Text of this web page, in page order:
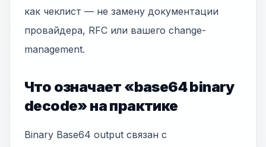
как чеклист — не замену документации
провайдера, RFC или вашего change-
management.
Что означает «base64 binary
decode» на практике
Binary Base64 output связан с